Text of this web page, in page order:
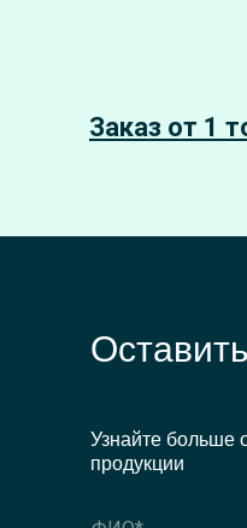
Заказ от 1
Узнайте больше
продукции